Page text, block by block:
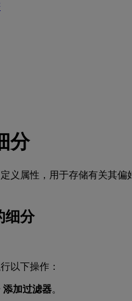
分
义属性，用于存储有关其
细分
以下操作：
添加过滤器。